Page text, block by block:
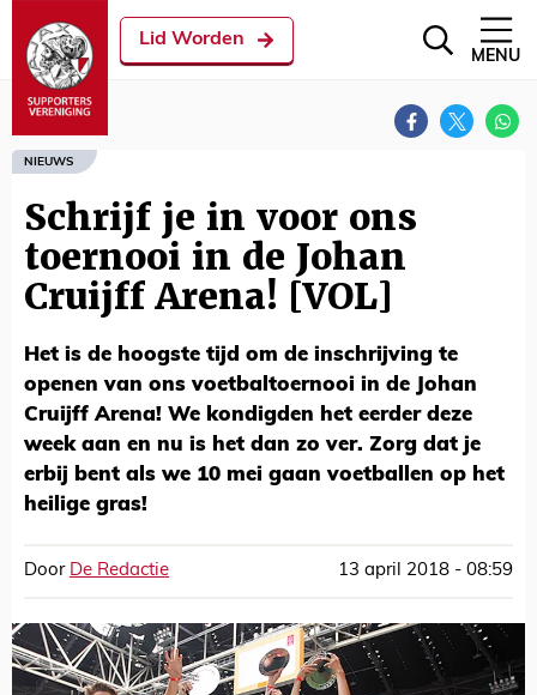
Lid Worden
MENU
NIEUWS
Schrijf je in voor ons
toernooi in de Johan
Cruijff Arena! [VOL]
Het is de hoogste tijd om de inschrijving te
openen van ons voetbaltoernooi in de Johan
Cruijff Arena! We kondigden het eerder deze
week aan en nu is het dan zo ver. Zorg dat je
erbij bent als we 10 mei gaan voetballen op het
heilige gras!
Door De Redactie 13 april 2018 - 08:59